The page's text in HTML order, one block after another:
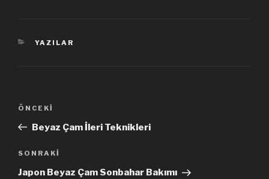
KATEGORILER
YAZILAR
Yazı
Önceki
Yazı
ÖNCEKI
Beyaz Çam İleri Teknikleri
Sonraki
Yazı
SONRAKI
Japon Beyaz Çam Sonbahar Bakımı